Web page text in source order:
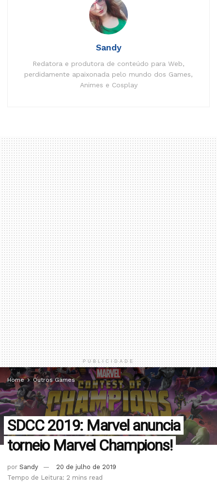
Sandy
Redatora e produtora de conteúdo para Web,
perdidamente apaixonada pelo mundo dos Games,
Animes e Cosplay
PUBLICIDADE
Home Outros Games
SDCC 2019: Marvel anuncia
torneio Marvel Champions!
por Sandy
20 de julho de 2019
Tempo de Leitura: 2 mins read